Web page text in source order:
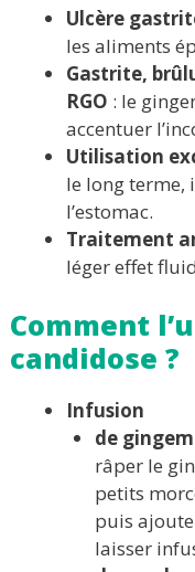
Ulcère
les aliments
Gastrite,
RGO : le
accentuer
Utilisation
le long
l’estomac.
Traitement
léger effet
Comment
candidose ?
Infusion
de
râper le
petits
puis
laisser